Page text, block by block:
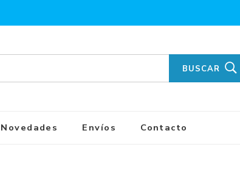
BUSCAR
Novedades Envíos Contacto